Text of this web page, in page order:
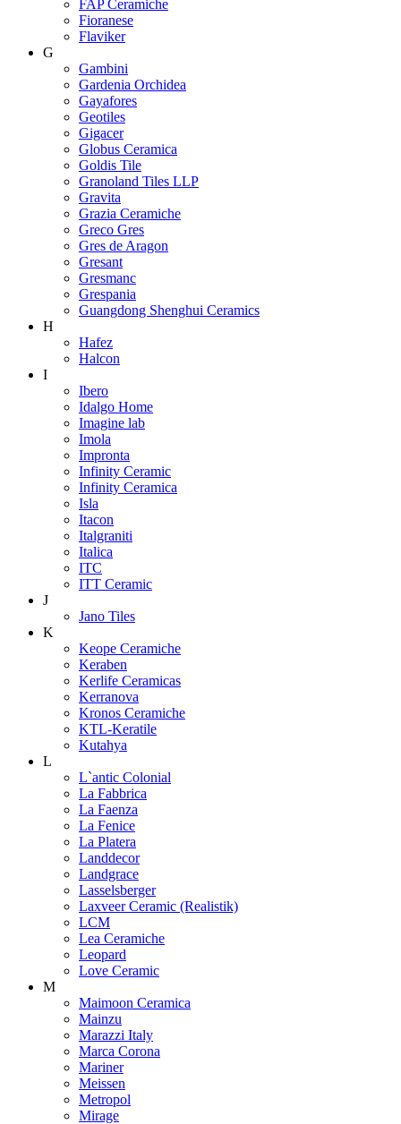
FAP Ceramiche
Fioranese
Flaviker
G
Gambini
Gardenia Orchidea
Gayafores
Geotiles
Gigacer
Globus Ceramica
Goldis Tile
Granoland Tiles LLP
Gravita
Grazia Ceramiche
Greco Gres
Gres de Aragon
Gresant
Gresmanc
Grespania
Guangdong Shenghui Ceramics
H
Hafez
Halcon
I
Ibero
Idalgo Home
Imagine lab
Imola
Impronta
Infinity Ceramic
Infinity Ceramica
Isla
Itacon
Italgraniti
Italica
ITC
ITT Ceramic
J
Jano Tiles
K
Keope Ceramiche
Keraben
Kerlife Ceramicas
Kerranova
Kronos Ceramiche
KTL-Keratile
Kutahya
L
L`antic Colonial
La Fabbrica
La Faenza
La Fenice
La Platera
Landdecor
Landgrace
Lasselsberger
Laxveer Ceramic (Realistik)
LCM
Lea Ceramiche
Leopard
Love Ceramic
M
Maimoon Ceramica
Mainzu
Marazzi Italy
Marca Corona
Mariner
Meissen
Metropol
Mirage